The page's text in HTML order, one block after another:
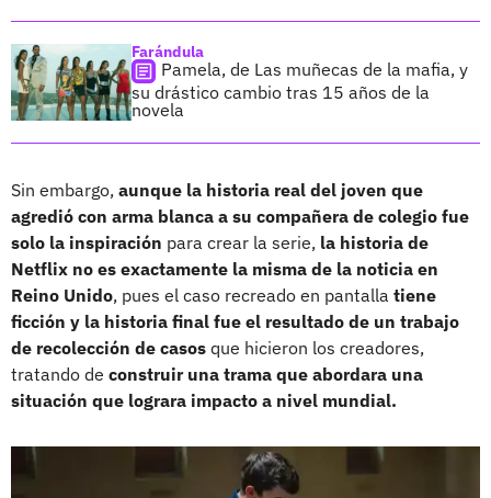
Farándula
Pamela, de Las muñecas de la mafia, y
su drástico cambio tras 15 años de la
novela
Sin embargo, aunque la historia real del joven que
agredió con arma blanca a su compañera de colegio fue
solo la inspiración para crear la serie, la historia de
Netflix no es exactamente la misma de la noticia en
Reino Unido, pues el caso recreado en pantalla tiene
ficción y la historia final fue el resultado de un trabajo
de recolección de casos que hicieron los creadores,
tratando de construir una trama que abordara una
situación que lograra impacto a nivel mundial.